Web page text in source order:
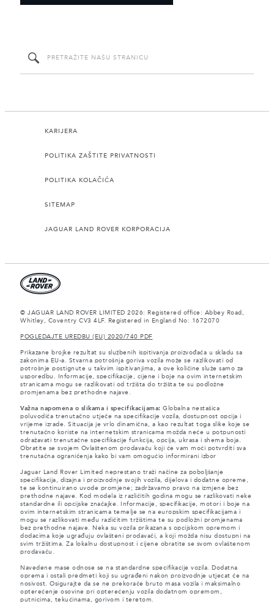
KARIJERA
POLITIKA ZAŠTITE PRIVATNOSTI
POLITIKA KOLAČIĆA
SITEMAP
JAGUAR LAND ROVER KORPORACIJA
© JAGUAR LAND ROVER LIMITED 2026: Registered office: Abbey Road,
Whitley, Coventry CV3 4LF. Registered in England No: 1672070
POGLEDAJTE UREDBU (EU) 2020/740 PDF
Prikazane brojke rezultat su službenih ispitivanja proizvođača u skladu sa
zakonima EU-a. Stvarna potrošnja goriva vozila može se razlikovati od
potrošnje postignute u takvim ispitivanjima, a ove količine služe samo za
usporedbu. Informacije, specifikacije, cijene i boje na ovim internetskim
stranicama mogu se razlikovati od tržišta do tržišta te su podložne
promjenama bez prethodne najave.
Važna napomena o slikama i specifikacijama: Globalna nestašica
poluvodiča trenutačno utječe na specifikacije vozila, dostupnost opcija i
vrijeme izrade. Situacija je vrlo dinamična, a kao rezultat toga slike koje se
trenutačno koriste na internetskim stranicama možda neće u potpunosti
odražavati trenutačne specifikacije funkcija, opcija, ukrasa i shema boja.
Obratite se svojem Ovlaštenom prodavaču koji će vam moći potvrditi sva
trenutačna ograničenja kako bi vam omogućio informirani izbor
Jaguar Land Rover Limited neprestano traži načine za poboljšanje
specifikacija, dizajna i proizvodnje svojih vozila, dijelova i dodatne opreme,
te se kontinuirano uvode promjene; zadržavamo pravo na izmjene bez
prethodne najave. Kod modela iz različitih godina mogu se razlikovati neke
standardne ili opcijske značajke. Informacije, specifikacije, motori i boje na
ovim internetskim stranicama temelje se na europskim specifikacijama i
mogu se razlikovati među različitim tržištima te su podložni promjenama
bez prethodne najave. Neka su vozila prikazana s opcijskom opremom i
dodacima koje ugrađuju ovlašteni prodavači, a koji možda nisu dostupni na
svim tržištima. Za lokalnu dostupnost i cijene obratite se svom ovlaštenom
prodavaču.
Navedene mase odnose se na standardne specifikacije vozila. Dodatna
oprema i ostali predmeti koji su ugrađeni nakon proizvodnje utjecat će na
nosivost. Osigurajte da se ne prekorače bruto masa vozila i maksimalno
opterećenje osovine pri opterećenju vozila dodatnom opremom,
putnicima, tekućinama, gorivom i teretom.